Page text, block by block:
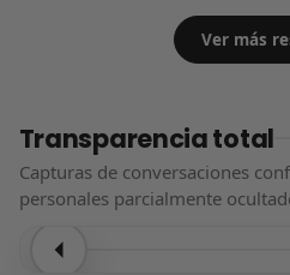
Ver más
Transparencia total
Capturas de conversaciones
personales parcialmente